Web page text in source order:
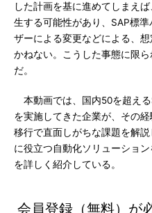
した計画を基に進めてしまえ
生する可能性があり、SAP標
ザーによる変更などによる、
かねない。こうした事態に限
だ。
本動画では、国内50を超え
を実施してきた企業が、その
移行で直面しがちな課題を解
に役立つ自動化ソリューショ
を詳しく紹介している。
会員登録（無料）が